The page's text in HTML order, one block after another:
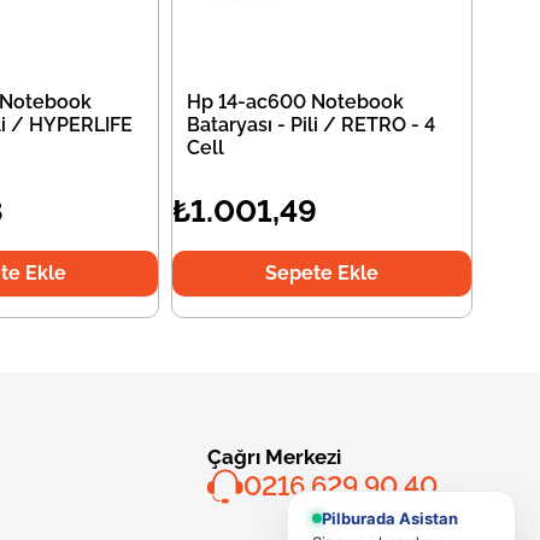
/ HYPERLIFE
Ekle
Hp 14-ac600 Notebook
Bataryası - Pili / RETRO - 4
Cell
₺1.001,49
Sepete Ekle
Çağrı Merkezi
0216 629 90 40
Pilburada Asistan